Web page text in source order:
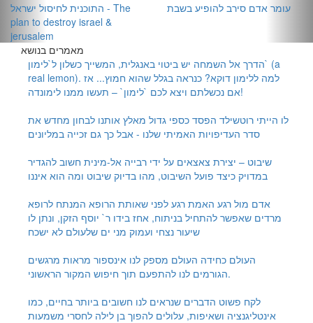
עומר אדם סירב להופיע בשבת
התוכנית לחיסול ישראל - The
plan to destroy israel &
jerusalem
מאמרים בנושא
הדרך אל השמחה יש ביטוי באנגלית, המשייך כשלון ל`לימון` (a
real lemon). למה ללימון דוקא? כנראה בגלל שהוא חמוץ... אז
אם נכשלתם ויצא לכם `לימון` – תעשו ממנו לימונדה!
לו הייתי רוטשילד הפסד כספי גדול מאלץ אותנו לבחון מחדש את
סדר העדיפויות האמיתי שלנו - אבל כך גם זכייה במליונים
שיבוט – יצירת צאצאים על ידי רבייה אל-מינית חשוב להגדיר
במדויק כיצד פועל השיבוט, מהו בדיוק שיבוט ומה הוא איננו
אדם מול רגע האמת רגע לפני שאותת הרופא המנתח לרופא
מרדים שאפשר להתחיל בניתוח, אחז בידו ר` יוסף הזקן, ונתן לו
שיעור נצחי ועמוק מני ים שלעולם לא ישכח
העולם כחידה העולם מספק לנו אינספור מראות מרגשים
הגורמים לנו להתפעם תוך חיפוש המקור הראשוני.
לקח פשוט הדברים שנראים לנו חשובים ביותר בחיים, כמו
אינטליגנציה ושאיפות, עלולים להפוך בן לילה לחסרי משמעות